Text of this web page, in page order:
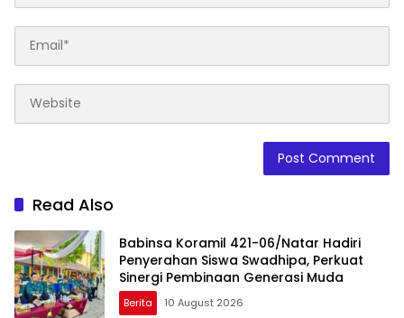
Read Also
Babinsa Koramil 421-06/Natar Hadiri
Penyerahan Siswa Swadhipa, Perkuat
Sinergi Pembinaan Generasi Muda
Berita 10 August 2026